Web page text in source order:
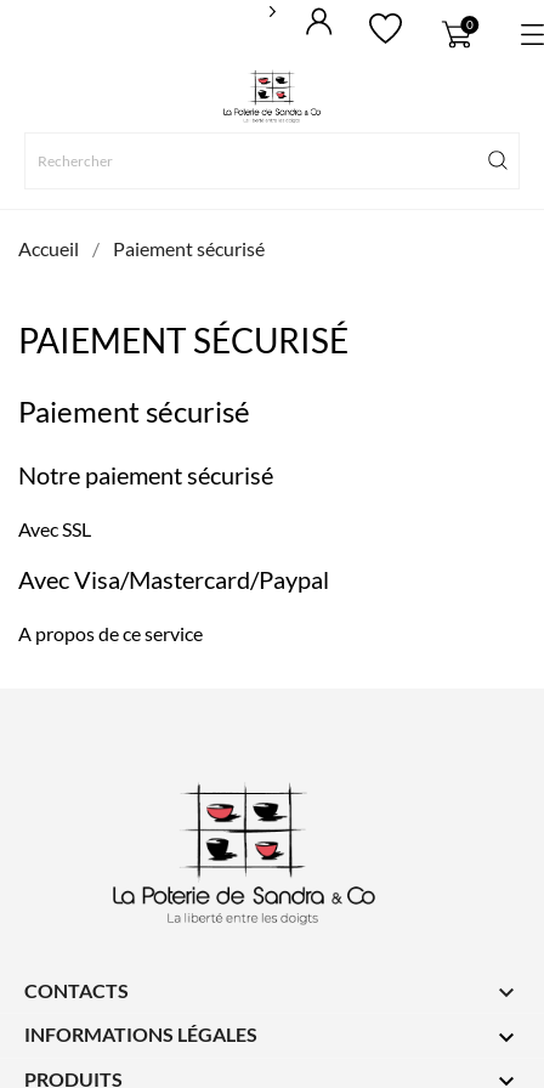
0
Accueil Paiement sécurisé
PAIEMENT SÉCURISÉ
Paiement sécurisé
Notre paiement sécurisé
Avec SSL
Avec Visa/Mastercard/Paypal
A propos de ce service
CONTACTS 
INFORMATIONS LÉGALES 
PRODUITS 